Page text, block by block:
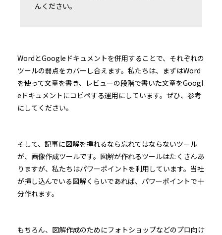
んください。
WordとGoogleドキュメントを併用することで、それぞれの
ツールの弱点をカバーし合えます。私たちは、まずはWord
を使って文章を書き、レビューの段階で書いた文章をGoogl
eドキュメントにコピペする運用にしています。ぜひ、参考
にしてください。
そして、記事に図解を挿れるなら忘れてはならないツール
が、画像作成ツールです。図解が作れるツールはたくさんあ
りますが、私たちはパワーポイントを利用しています。当社
が挿し込んでいる図解くらいであれば、パワーポイントで十
分作れます。
もちろん、図解作成のためにフォトショップなどのプロ向け